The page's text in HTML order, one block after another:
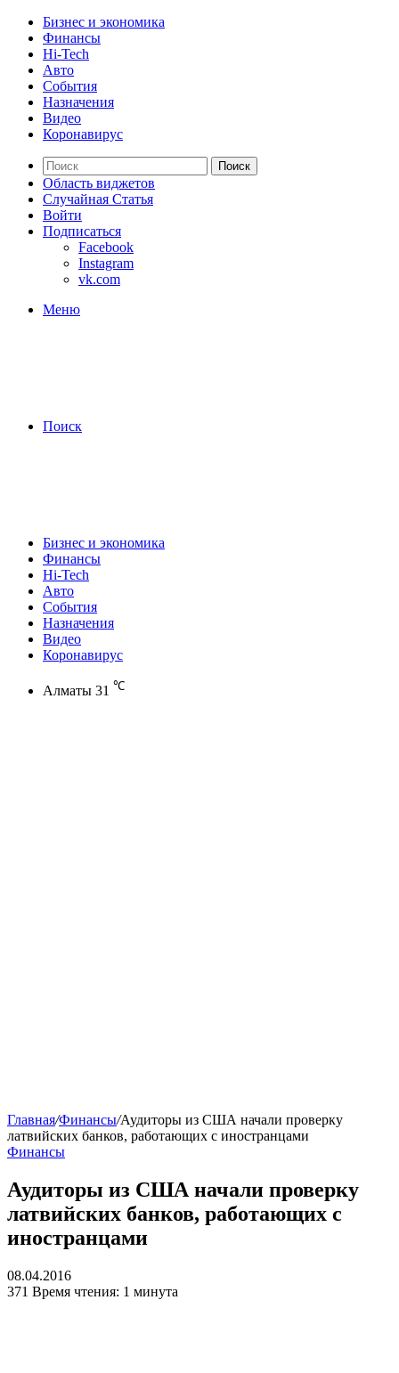
Бизнес и экономика
Финансы
Hi-Tech
Авто
События
Назначения
Видео
Коронавирус
Поиск
Область виджетов
Случайная Статья
Войти
Подписаться
Facebook
Instagram
vk.com
Меню
Поиск
Бизнес и экономика
Финансы
Hi-Tech
Авто
События
Назначения
Видео
Коронавирус
Алматы 31 ℃
Главная/Финансы/Аудиторы из США начали проверку
латвийских банков, работающих с иностранцами
Финансы
Аудиторы из США начали проверку
латвийских банков, работающих с
иностранцами
08.04.2016
371 Время чтения: 1 минута